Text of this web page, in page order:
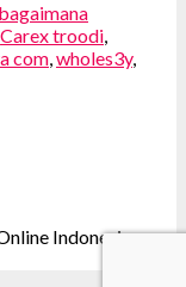
bagaimana
Carex troodi,
com,wholes3y,
Indonesia.